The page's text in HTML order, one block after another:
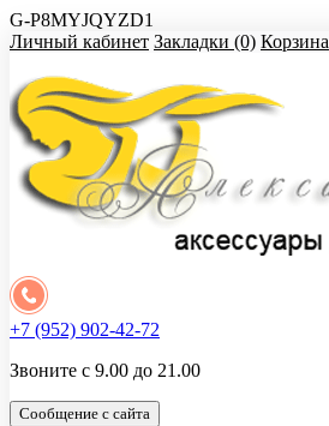
G-P8MYJQYZD1
Личный кабинет Закладки (0) Корзина
+7 (952) 902-42-72
Звоните с 9.00 до 21.00
Сообщение с сайта